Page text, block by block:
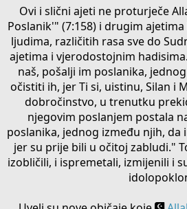
Ovi i slični ajeti ne proturječe
Poslanik'" (7:158) i drugim
ljudima, različitih rasa sve do
ajetima i vjerodostojnim
naš, pošalji im poslanika,
očistiti ih, jer Ti si, uistinu, Silan i
dobročinstvo, u trenutku
njegovim poslanjem postala
poslanika, jednog između njih, da
jer su prije bili u očitoj zabludi."
izobličili, i ispremetali, izmijenili i